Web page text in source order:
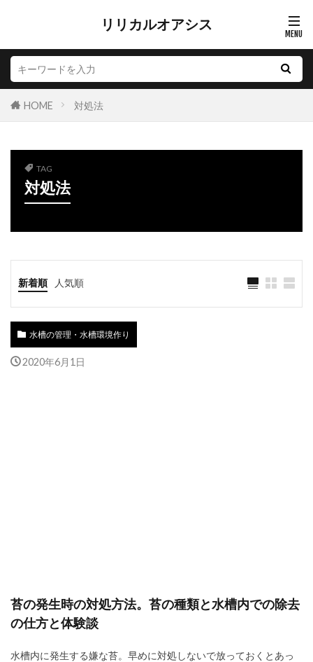
リリカルオアシス
HOME 対処法
TAG
対処法
新着順 人気順
水槽の管理・水槽環境作り
2020年6月1日
苔の発生時の対処方法。苔の種類と水槽内での除去
の仕方と体験談
水槽内に発生する嫌な苔。早めに対処しないで放っておくとあっ